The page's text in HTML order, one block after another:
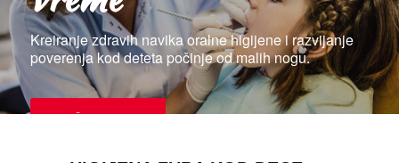
Kreiranje zdravih navika oralne higijene i razvijanje
poverenja kod deteta počinje od malih nogu.
ZAKAŽITE PREGLED